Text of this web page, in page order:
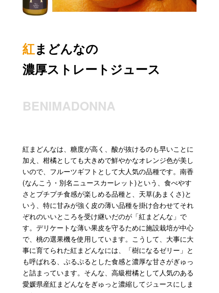
紅まどんなの
濃厚ストレートジュース
BENIMADONNA
紅まどんなは、糖度が高く、酸が抜けるのも早いことに
加え、柑橘としても大きめで鮮やかなオレンジ色が美し
いので、フルーツギフトとして大人気の品種です。南香
(なんこう・別名ニュースカーレット)という、食べやす
さとプチプチ食感が楽しめる品種と、天草(あまくさ)と
いう、特に甘みが強く皮の薄い品種を掛け合わせてそれ
ぞれのいいところを受け継いだのが「紅まどんな」で
す。デリケートな薄い果皮を守るために施設栽培が中心
で、桃の選果機を使用しています。こうして、大事に大
事に育てられた紅まどんなには、「樹になるゼリー」と
も呼ばれる、ぷるぷるとした食感と濃厚な甘さがぎゅっ
と詰まっています。そんな、高級柑橘として人気のある
愛媛県産紅まどんなをぎゅっと濃縮してジュースにしま